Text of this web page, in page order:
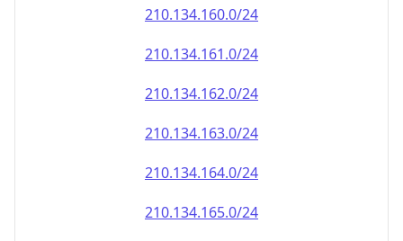
210.134.160.0/24
210.134.161.0/24
210.134.162.0/24
210.134.163.0/24
210.134.164.0/24
210.134.165.0/24